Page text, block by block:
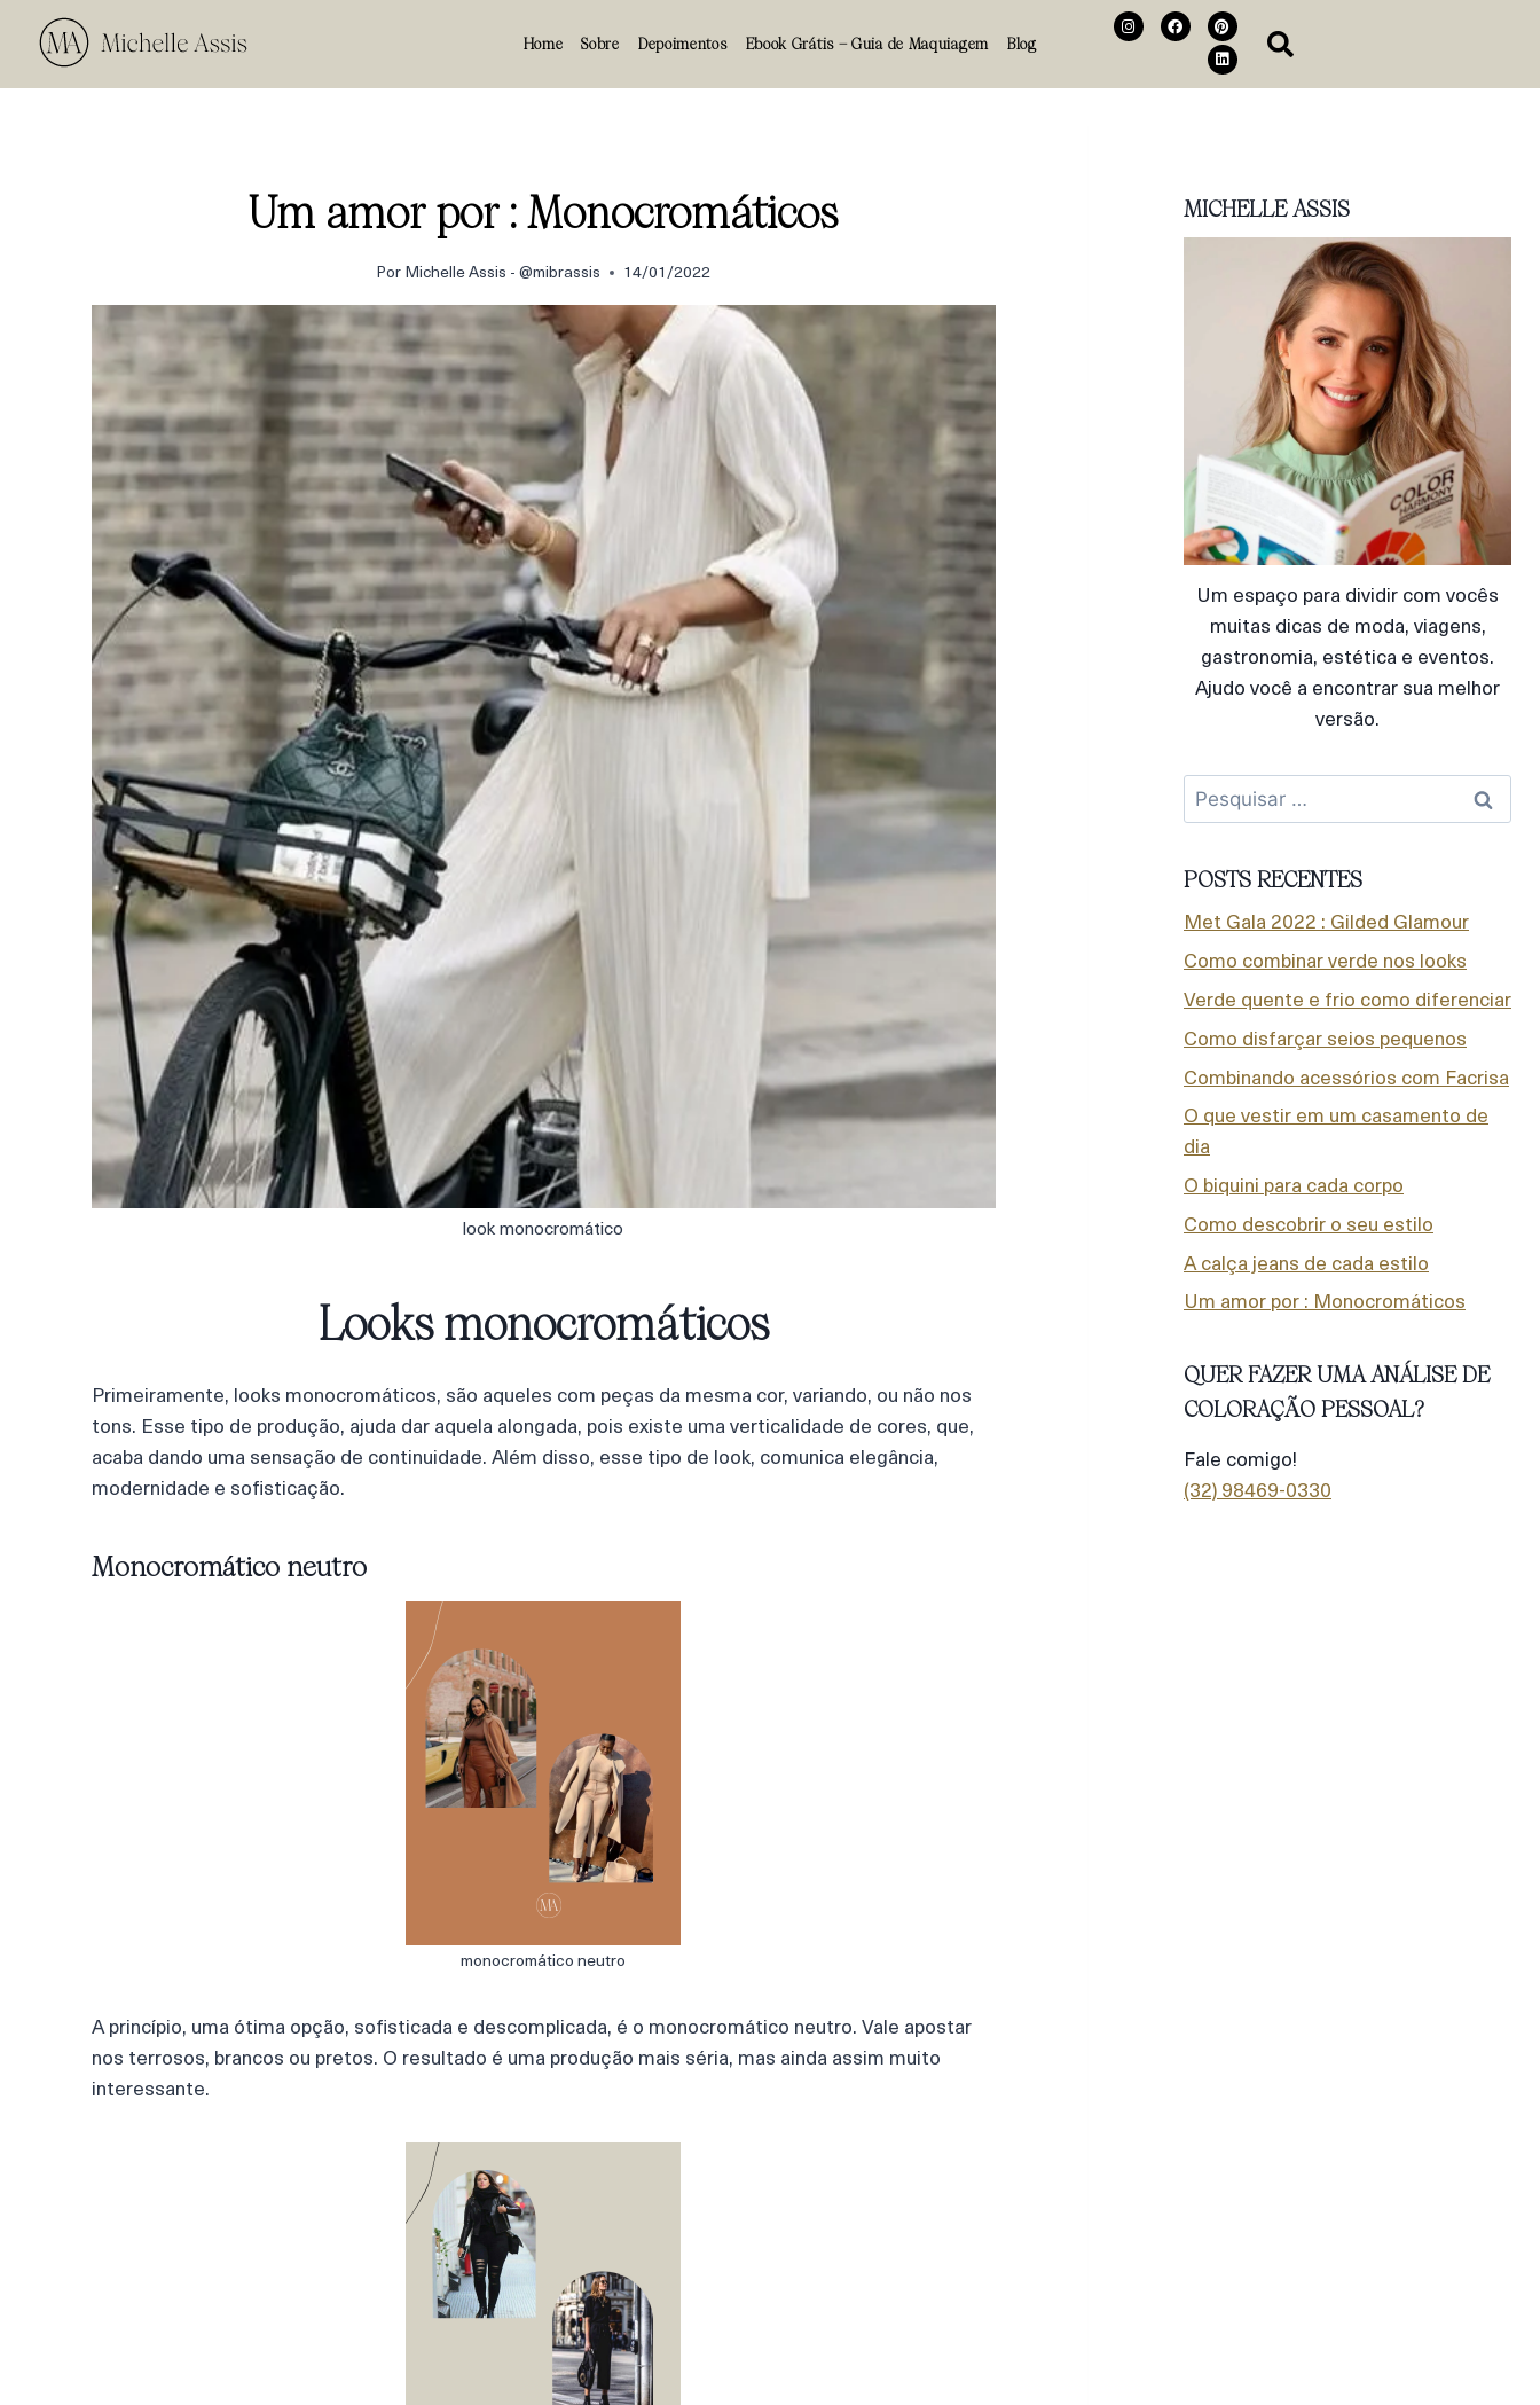
Home Sobre Depoimentos Ebook Grátis – Guia de Maquiagem Blog
Um amor por : Monocromáticos
Por Michelle Assis - @mibrassis 14/01/2022
look monocromático
Looks monocromáticos
Primeiramente, looks monocromáticos, são aqueles com peças da mesma cor, variando, ou não nos
tons. Esse tipo de produção, ajuda dar aquela alongada, pois existe uma verticalidade de cores, que,
acaba dando uma sensação de continuidade. Além disso, esse tipo de look, comunica elegância,
modernidade e sofisticação.
Monocromático neutro
monocromático neutro
A princípio, uma ótima opção, sofisticada e descomplicada, é o monocromático neutro. Vale apostar
nos terrosos, brancos ou pretos. O resultado é uma produção mais séria, mas ainda assim muito
interessante.
MICHELLE ASSIS
Um espaço para dividir com vocês
muitas dicas de moda, viagens,
gastronomia, estética e eventos.
Ajudo você a encontrar sua melhor
versão.
POSTS RECENTES
Met Gala 2022 : Gilded Glamour
Como combinar verde nos looks
Verde quente e frio como diferenciar
Como disfarçar seios pequenos
Combinando acessórios com Facrisa
O que vestir em um casamento de
dia
O biquini para cada corpo
Como descobrir o seu estilo
A calça jeans de cada estilo
Um amor por : Monocromáticos
QUER FAZER UMA ANÁLISE DE
COLORAÇÃO PESSOAL?
Fale comigo!
(32) 98469-0330